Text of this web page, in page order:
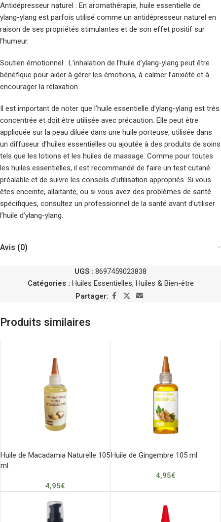
Antidépresseur naturel : En aromathérapie, huile essentielle de
ylang-ylang est parfois utilisé comme un antidépresseur naturel en
raison de ses propriétés stimulantes et de son effet positif sur
l’humeur.
Soutien émotionnel : L’inhalation de l’huile d’ylang-ylang peut être
bénéfique pour aider à gérer les émotions, à calmer l’anxiété et à
encourager la relaxation.
Il est important de noter que l’huile essentielle d’ylang-ylang est très
concentrée et doit être utilisée avec précaution. Elle peut être
appliquée sur la peau diluée dans une huile porteuse, utilisée dans
un diffuseur d’huiles essentielles ou ajoutée à des produits de soins
tels que les lotions et les huiles de massage. Comme pour toutes
les huiles essentielles, il est recommandé de faire un test cutané
préalable et de suivre les conseils d’utilisation appropriés. Si vous
êtes enceinte, allaitante, ou si vous avez des problèmes de santé
spécifiques, consultez un professionnel de la santé avant d’utiliser
l’huile d’ylang-ylang.
Avis (0)
UGS : 8697459023838
Catégories : Huiles Essentielles, Huiles & Bien-être
Partager:
Produits similaires
Huile de Macadamia Naturelle 105
ml
4,95€
Huile de Gingembre 105 ml
4,95€